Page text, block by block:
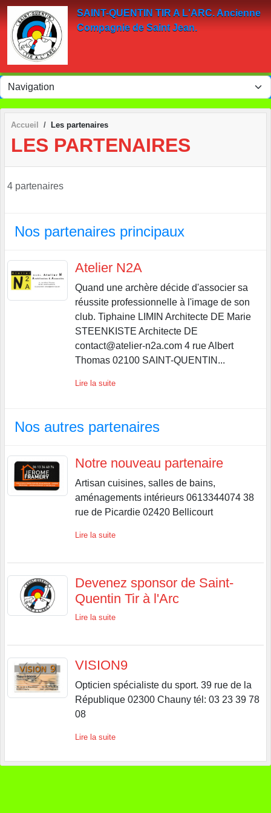
SAINT-QUENTIN TIR A L'ARC. Ancienne
Compagnie de Saint Jean.
Accueil Les partenaires
LES PARTENAIRES
4 partenaires
Nos partenaires principaux
Atelier N2A
Quand une archère décide d'associer sa
réussite professionnelle à l'image de son
club. Tiphaine LIMIN Architecte DE Marie
STEENKISTE Architecte DE
contact@atelier-n2a.com 4 rue Albert
Thomas 02100 SAINT-QUENTIN...
Lire la suite
Nos autres partenaires
Notre nouveau partenaire
Artisan cuisines, salles de bains,
aménagements intérieurs 0613344074 38
rue de Picardie 02420 Bellicourt
Lire la suite
Devenez sponsor de Saint-
Quentin Tir à l'Arc
Lire la suite
VISION9
Opticien spécialiste du sport. 39 rue de la
République 02300 Chauny tél: 03 23 39 78
08
Lire la suite
Panneau de gestion des cookies